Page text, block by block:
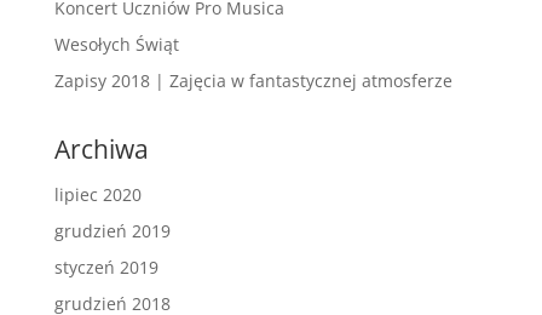
Koncert Uczniów Pro Musica
Wesołych Świąt
Zapisy 2018 | Zajęcia w fantastycznej atmosferze
Archiwa
lipiec 2020
grudzień 2019
styczeń 2019
grudzień 2018